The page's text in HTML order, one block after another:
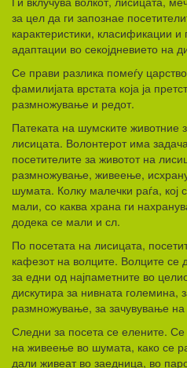
за цел да ги запознае
карактеристики, класификации
адаптации во секојдневието на
Се прави разлика помеѓу
фамилијата врстата која ја
размножување и редот.
Патеката на шумските животние
лисицата. Волонтерот има
посетителите за животот на
размножување, живеење,
шумата. Колку малечки раѓа, кој
мали, со каква храна ги
додека се мали и сл.
По посетата на лисицата,
кафезот на волците. Волците се
за едни од најпаметните во
дискутира за нивната големина,
размножување, за зачувување
Следни за посета се елените. Се
на живеење во шумата, како се
дали живеат во заедница, во